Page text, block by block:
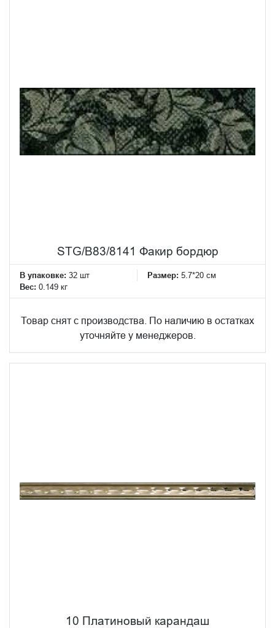
STG/B83/8141 Факир бордюр
В упаковке: 32 шт Размер: 5.7*20 см
Вес: 0.149 кг
Товар снят с производства. По наличию в остатках
уточняйте у менеджеров.
10 Платиновый карандаш